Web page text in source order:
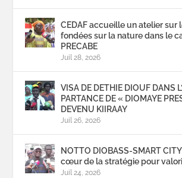
CEDAF accueille un atelier sur
fondées sur la nature dans le
PRECABE
Juil 28, 2026
VISA DE DETHIE DIOUF DANS
PARTANCE DE « DIOMAYE
DEVENU KIIRAAY
Juil 26, 2026
NOTTO DIOBASS-SMART
cœur de la stratégie pour
Juil 24, 2026